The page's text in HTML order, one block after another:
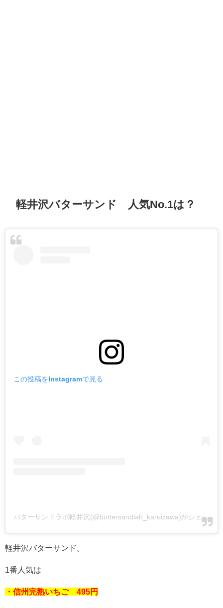
軽井沢バターサンド 人気No.1は？
この投稿をInstagramで見る
バターサンドラボ軽井沢(@buttersandlab_karuizawa)がシェアした投稿
軽井沢バターサンド。
1番人気は
・信州完熟いちご 495円